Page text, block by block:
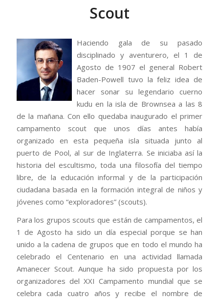
Scout
Haciendo gala de su pasado
disciplinado y aventurero, el 1 de
Agosto de 1907 el general Robert
Baden-Powell tuvo la feliz idea de
hacer sonar su legendario cuerno
kudu en la isla de Brownsea a las 8
de la mañana. Con ello quedaba inaugurado el primer
campamento scout que unos días antes había
organizado en esta pequeña isla situada junto al
puerto de Pool, al sur de Inglaterra. Se iniciaba así la
historia del escultismo, toda una filosofía del tiempo
libre, de la educación informal y de la participación
ciudadana basada en la formación integral de niños y
jóvenes como “exploradores” (scouts).
Para los grupos scouts que están de campamentos, el
1 de Agosto ha sido un día especial porque se han
unido a la cadena de grupos que en todo el mundo ha
celebrado el Centenario en una actividad llamada
Amanecer Scout. Aunque ha sido propuesta por los
organizadores del XXI Campamento mundial que se
celebra cada cuatro años y recibe el nombre de